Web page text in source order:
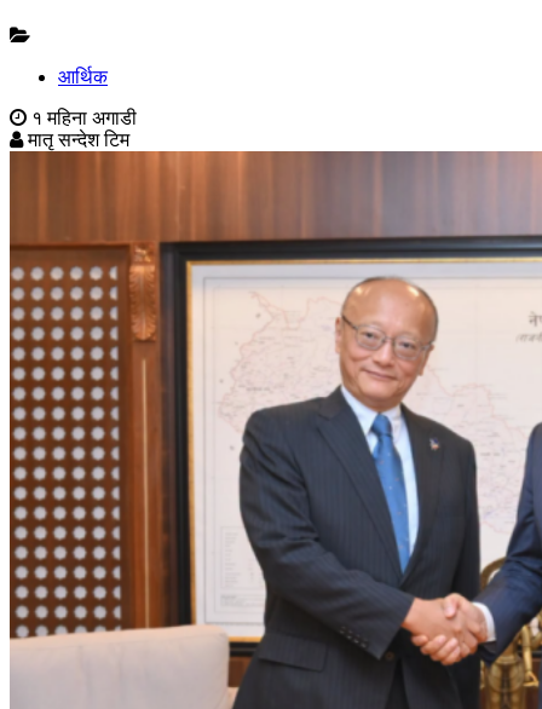
आर्थिक
१ महिना अगाडी
मातृ सन्देश टिम